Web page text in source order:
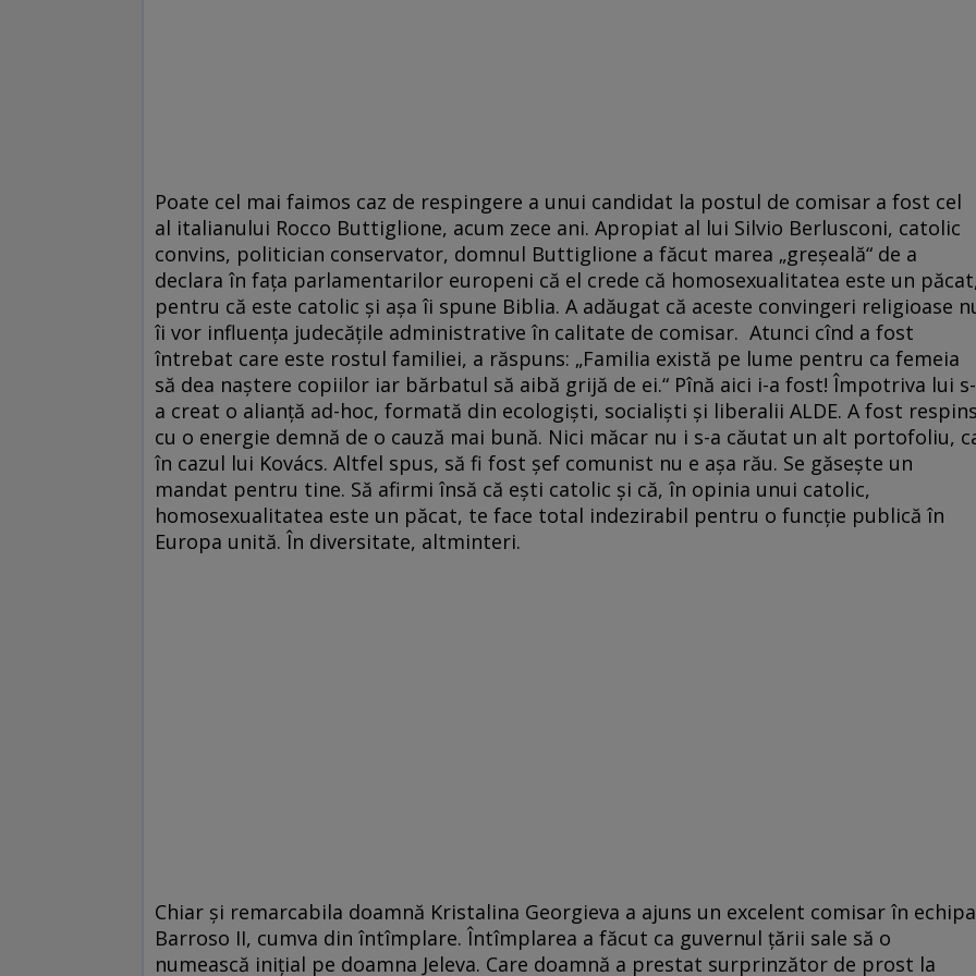
Poate cel mai faimos caz de respingere a unui candidat la postul de comisar a fost cel
al italianului Rocco Buttiglione, acum zece ani. Apropiat al lui Silvio Berlusconi, catolic
convins, politician conservator, domnul Buttiglione a făcut marea „greşeală“ de a
declara în faţa parlamentarilor europeni că el crede că homosexualitatea este un
pentru că este catolic şi aşa îi spune Biblia. A adăugat că aceste convingeri religioase
îi vor influenţa judecăţile administrative în calitate de comisar. Atunci cînd a fost
întrebat care este rostul familiei, a răspuns: „Familia există pe lume pentru ca femeia
să dea naştere copiilor iar bărbatul să aibă grijă de ei.“ Pînă aici i-a fost! Împotriva lui s-
a creat o alianţă ad-hoc, formată din ecologişti, socialişti şi liberalii ALDE. A fost respins
cu o energie demnă de o cauză mai bună. Nici măcar nu i s-a căutat un alt portofoliu,
în cazul lui Kovács. Altfel spus, să fi fost şef comunist nu e aşa rău. Se găseşte un
mandat pentru tine. Să afirmi însă că eşti catolic şi că, în opinia unui catolic,
homosexualitatea este un păcat, te face total indezirabil pentru o funcţie publică în
Europa unită. În diversitate, altminteri.
Chiar şi remarcabila doamnă Kristalina Georgieva a ajuns un excelent comisar în echipa
Barroso II, cumva din întîmplare. Întîmplarea a făcut ca guvernul ţării sale să o
numească iniţial pe doamna Jeleva. Care doamnă a prestat surprinzător de prost la